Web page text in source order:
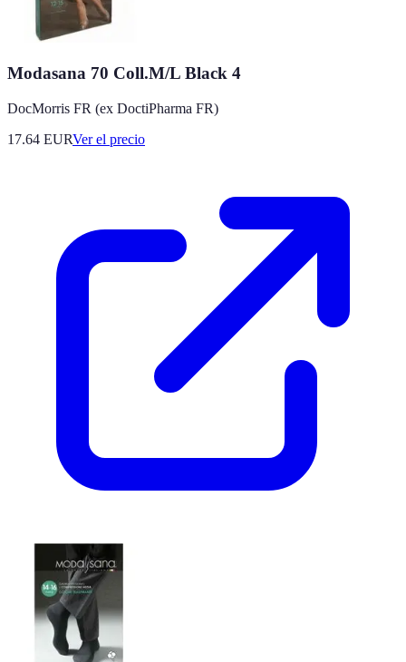
Modasana 70 Coll.M/L Black 4
DocMorris FR (ex DoctiPharma FR)
17.64 EURVer el precio